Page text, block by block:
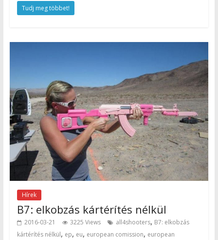
Tudj meg többet!
Hírek
B7: elkobzás kártérítés nélkül
2016-03-21 3225 Views all4shooters, B7: elkobzás
kártérítés nélkül, ep, eu, european comission, european